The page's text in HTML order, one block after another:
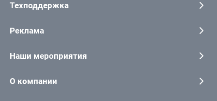
Техподдержка
Реклама
Наши мероприятия
О компании